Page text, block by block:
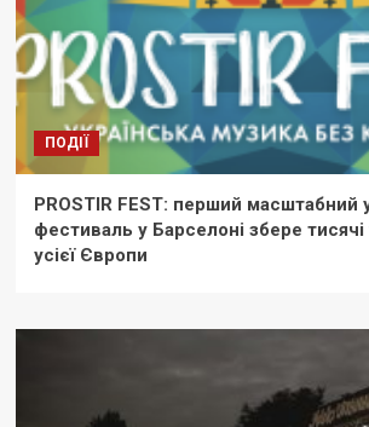
ПОДІЇ
PROSTIR FEST: перший масштабний
фестиваль у Барселоні збере тисячі
усієї Європи